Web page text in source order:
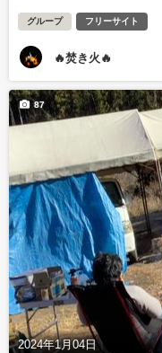
グループ フリーサイト
🔥焚き火🔥
2024年1月04日
87